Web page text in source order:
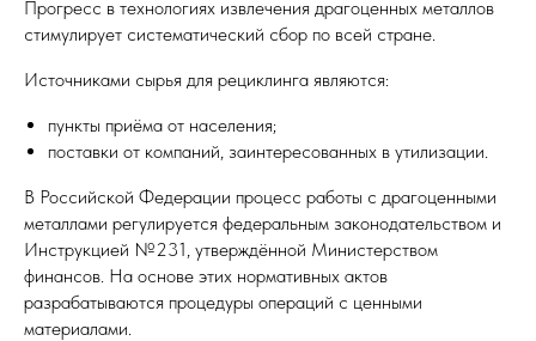
Прогресс в технологиях извлечения драгоценных металлов
стимулирует систематический сбор по всей стране.
Источниками сырья для рециклинга являются:
пункты приёма от населения;
поставки от компаний, заинтересованных в утилизации.
В Российской Федерации процесс работы с драгоценными
металлами регулируется федеральным законодательством и
Инструкцией №231, утверждённой Министерством
финансов. На основе этих нормативных актов
разрабатываются процедуры операций с ценными
материалами.